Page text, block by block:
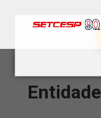
Entidade